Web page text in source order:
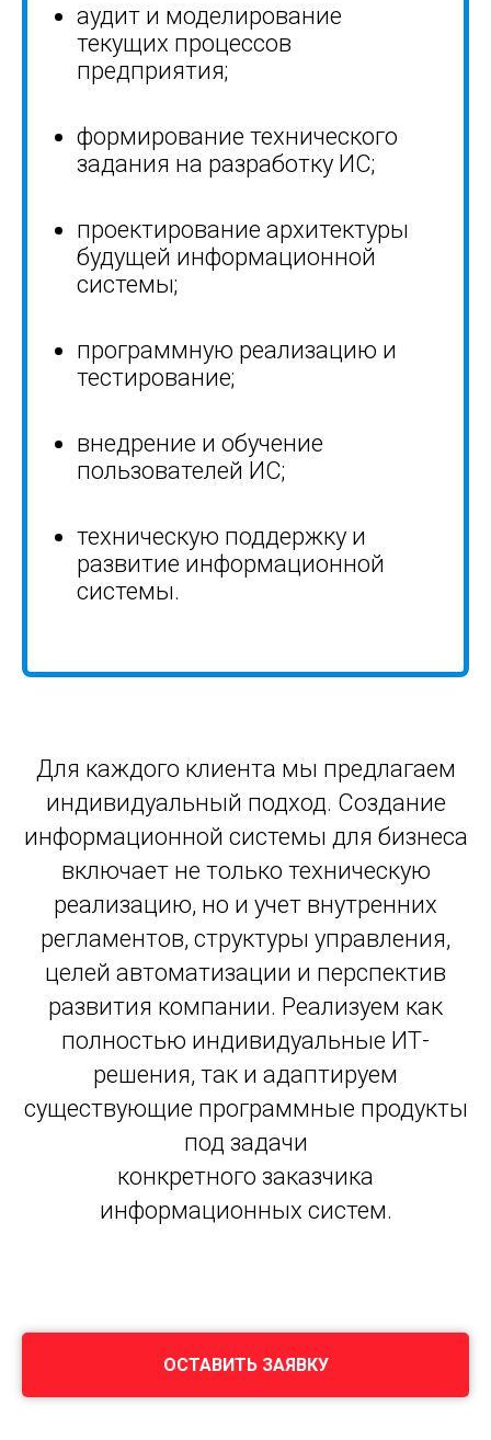
аудит и моделирование
текущих процессов
предприятия;
формирование технического
задания на разработку ИС;
проектирование архитектуры
будущей информационной
системы;
программную реализацию и
тестирование;
внедрение и обучение
пользователей ИС;
техническую поддержку и
развитие информационной
системы.
Для каждого клиента мы предлагаем
индивидуальный подход. Создание
информационной системы для бизнеса
включает не только техническую
реализацию, но и учет внутренних
регламентов, структуры управления,
целей автоматизации и перспектив
развития компании. Реализуем как
полностью индивидуальные ИТ-
решения, так и адаптируем
существующие программные продукты
под задачи
конкретного заказчика
информационных систем.
ОСТАВИТЬ ЗАЯВКУ